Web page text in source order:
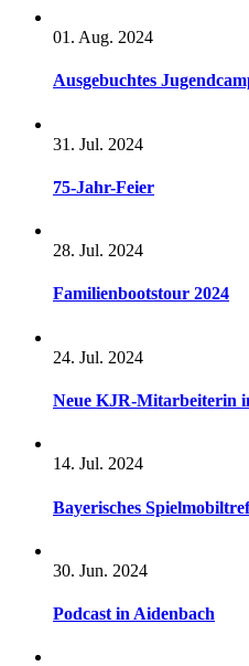
01. Aug. 2024
Ausgebuchtes
31. Jul. 2024
75-Jahr-Feier
28. Jul. 2024
Familienbootstour 2024
24. Jul. 2024
Neue KJR-Mitarbeiterin
14. Jul. 2024
Bayerisches
30. Jun. 2024
Podcast in Aidenbach